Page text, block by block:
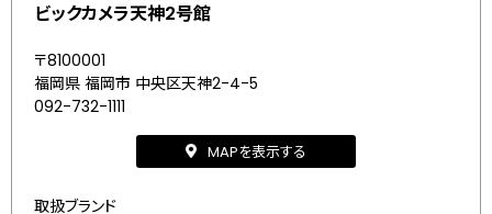
ビックカメラ天神2号館
〒8100001
福岡県 福岡市 中央区天神2-4-5
092-732-1111
MAPを表示する
取扱ブランド